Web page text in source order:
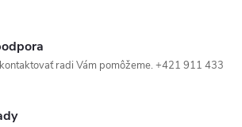
radi Vám pomôžeme. +421 911 433